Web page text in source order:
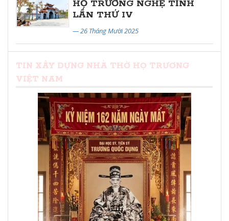
HỌ TRƯƠNG NGHỆ TĨNH
LẦN THỨ IV
— 26 Tháng Mười 2025
TIN XÂY DỰNG NHÀ THỜ HỌ TRƯƠNG
VIỆT NAM